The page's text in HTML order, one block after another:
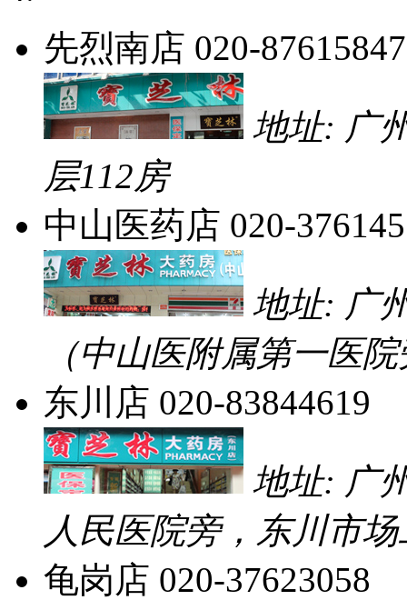
先烈南店 020-87615847
地址: 广
层112房
中山医药店 020-
地址: 广
（中山医附属第一医
东川店 020-83844619
地址: 广
人民医院旁，东川市
龟岗店 020-37623058